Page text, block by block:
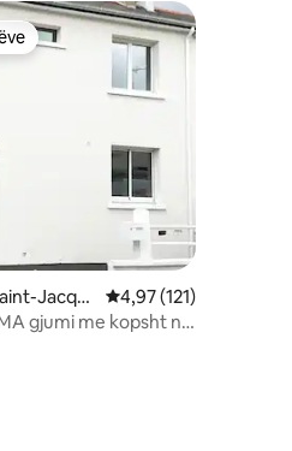
Jacqu
Vlerësimi mesatar
4,97 (121)
gjumi me kopsht në